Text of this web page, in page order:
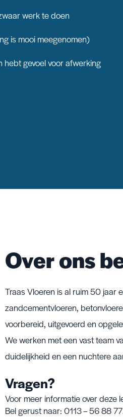
werk te doen
is mooi meegenomen)
gevoel voor afwerking
Over ons
Traas Vloeren is al ruim 50 jaar
zandcementvloeren,
voorbereid, uitgevoerd en
We werken met een vast team
duidelijkheid en een nuchtere
Vragen?
Voor meer informatie over deze
Bel gerust naar: 0113 – 56 88